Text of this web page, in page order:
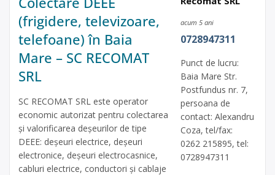
(frigidere, televizoare,
telefoane) în Baia
Mare – SC RECOMAT
SRL
SC RECOMAT SRL este operator
economic autorizat pentru colectarea
și valorificarea deșeurilor de tipe
DEEE: deșeuri electrice, deșeuri
electronice, deșeuri electrocasnice,
cabluri electrice, conductori și cablaje
acum 5 ani
0728947311
Punct de lucru:
Baia Mare Str.
Postfundus nr. 7,
persoana de
contact: Alexandru
Coza, tel/fax:
0262 215895, tel:
0728947311